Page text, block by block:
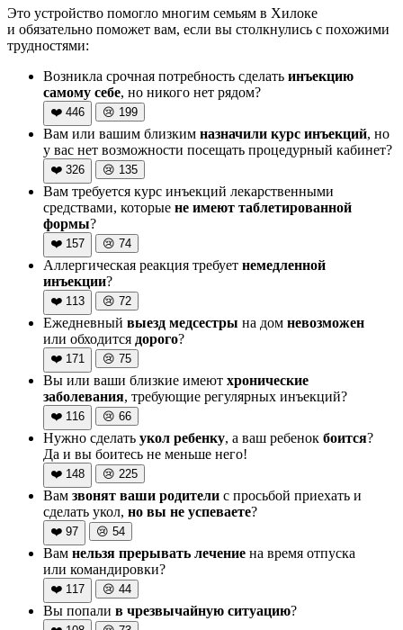
Это устройство помогло многим семьям в Хилоке
и обязательно поможет вам, если вы столкнулись с похожими
трудностями:
Возникла срочная потребность сделать инъекцию
самому себе, но никого нет рядом?
❤️ 446 😢 199
Вам или вашим близким назначили курс инъекций, но
у вас нет возможности посещать процедурный кабинет?
❤️ 326 😢 135
Вам требуется курс инъекций лекарственными
средствами, которые не имеют таблетированной
формы?
❤️ 157 😢 74
Аллергическая реакция требует немедленной
инъекции?
❤️ 113 😢 72
Ежедневный выезд медсестры на дом невозможен
или обходится дорого?
❤️ 171 😢 75
Вы или ваши близкие имеют хронические
заболевания, требующие регулярных инъекций?
❤️ 116 😢 66
Нужно сделать укол ребенку, а ваш ребенок боится?
Да и вы боитесь не меньше него!
❤️ 148 😢 225
Вам звонят ваши родители с просьбой приехать и
сделать укол, но вы не успеваете?
❤️ 97 😢 54
Вам нельзя прерывать лечение на время отпуска
или командировки?
❤️ 117 😢 44
Вы попали в чрезвычайную ситуацию?